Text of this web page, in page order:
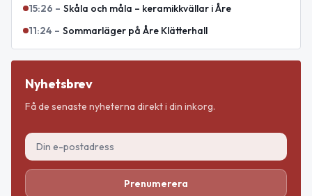
15:26 – Skåla och måla – keramikkvällar i Åre
11:24 – Sommarläger på Åre Klätterhall
Nyhetsbrev
Få de senaste nyheterna direkt i din inkorg.
Prenumerera